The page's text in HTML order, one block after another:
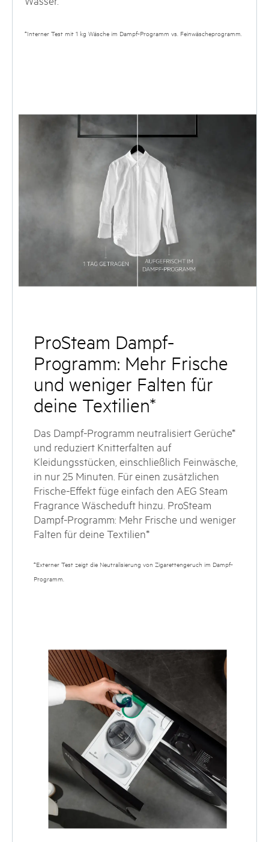
*Interner Test mit 1 kg Wäsche im Dampf-Programm vs. Feinwäscheprogramm.
ProSteam Dampf-
Programm: Mehr Frische
und weniger Falten für
deine Textilien*
Das Dampf-Programm neutralisiert Gerüche*
und reduziert Knitterfalten auf
Kleidungsstücken, einschließlich Feinwäsche,
in nur 25 Minuten. Für einen zusätzlichen
Frische-Effekt füge einfach den AEG Steam
Fragrance Wäscheduft hinzu. ProSteam
Dampf-Programm: Mehr Frische und weniger
Falten für deine Textilien*
*Externer Test zeigt die Neutralisierung von Zigarettengeruch im Dampf-
Programm.